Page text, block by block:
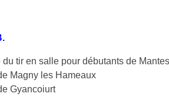
tir en salle pour débutants de
Magny les Hameaux
Gyancoiurt